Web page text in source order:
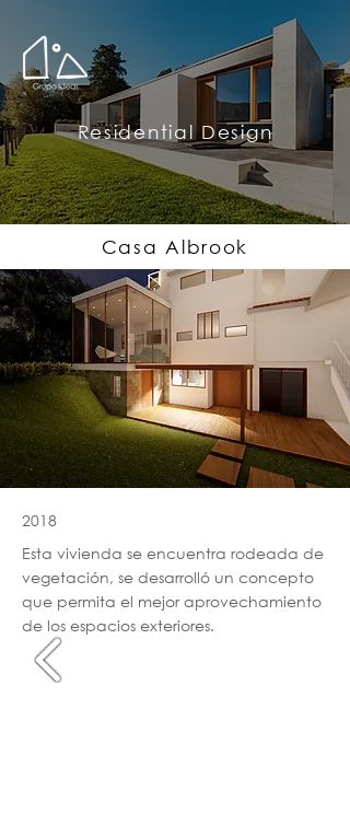
Residential Design
Casa Albrook
2018
Esta vivienda se encuentra rodeada de
vegetación, se desarrolló un concepto
que permita el mejor aprovechamiento
de los espacios exteriores.